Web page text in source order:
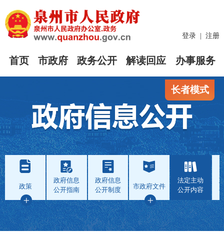
登录 注册
首页 市政府 政务公开 解读回应 办事服务
长者模式
政策
政府信息
公开指南
政府信息
公开制度
市政府文件
法定主动
公开内容